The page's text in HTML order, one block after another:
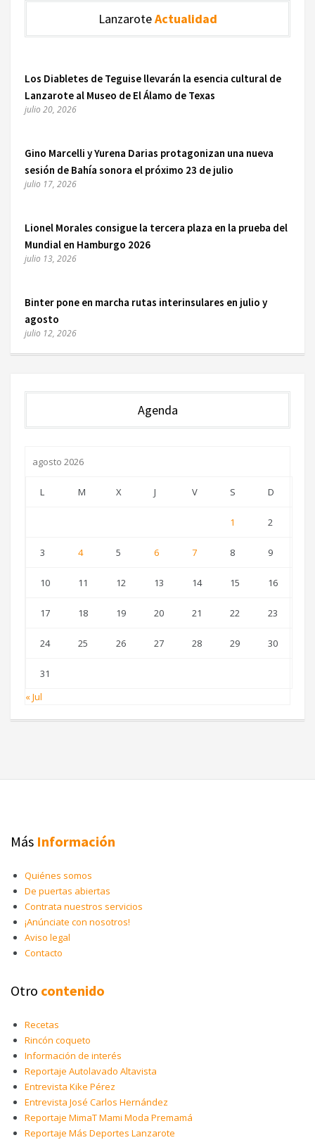
LanzaroteActualidad
Los Diabletes de Teguise llevarán la esencia cultural de
Lanzarote al Museo de El Álamo de Texas
julio 20, 2026
Gino Marcelli y Yurena Darias protagonizan una nueva
sesión de Bahía sonora el próximo 23 de julio
julio 17, 2026
Lionel Morales consigue la tercera plaza en la prueba del
Mundial en Hamburgo 2026
julio 13, 2026
Binter pone en marcha rutas interinsulares en julio y
agosto
julio 12, 2026
Agenda
agosto 2026
L M X J V S D
1 2
3 4 5 6 7 8 9
10 11 12 13 14 15 16
17 18 19 20 21 22 23
24 25 26 27 28 29 30
31
« Jul
Más Información
Quiénes somos
De puertas abiertas
Contrata nuestros servicios
¡Anúnciate con nosotros!
Aviso legal
Contacto
Otro contenido
Recetas
Rincón coqueto
Información de interés
Reportaje Autolavado Altavista
Entrevista Kike Pérez
Entrevista José Carlos Hernández
Reportaje MimaT Mami Moda Premamá
Reportaje Más Deportes Lanzarote